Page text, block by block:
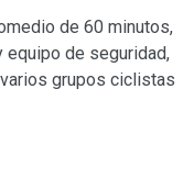
de 60 minutos,
de seguridad,
grupos ciclistas